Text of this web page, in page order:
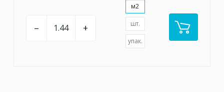
– +
м2
шт.
упак.